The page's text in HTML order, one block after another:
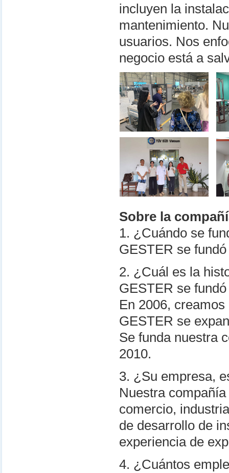
incluyen la
mantenimiento.
usuarios. Nos
negocio está a
Sobre la
1. ¿Cuándo se
GESTER se
2. ¿Cuál es la
GESTER se
En 2006,
GESTER se
Se funda nuestra
2010.
3. ¿Su empresa,
Nuestra
comercio,
de desarrollo de
experiencia de
4. ¿Cuántos